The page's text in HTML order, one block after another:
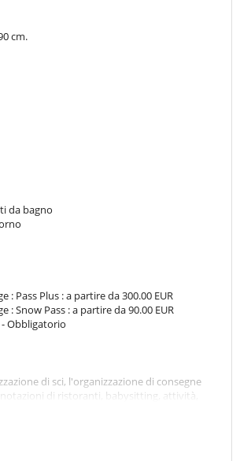
cm.
da bagno
: Pass Plus : a partire da 300.00 EUR
: Snow Pass : a partire da 90.00 EUR
- Obbligatorio
di sci, l'organizzazione di consegne
di ristoranti, babysitting, attività,
Prima di lasciare l'alloggio, deve smaltire i